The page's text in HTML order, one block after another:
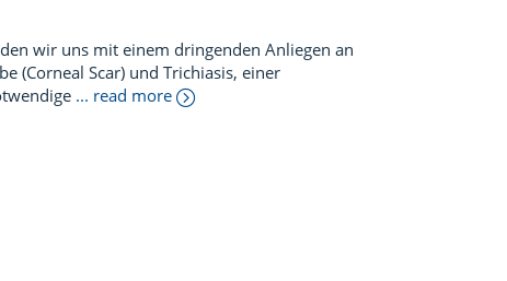
wir uns mit einem dringenden Anliegen an
(Corneal Scar) und Trichiasis, einer
... read more